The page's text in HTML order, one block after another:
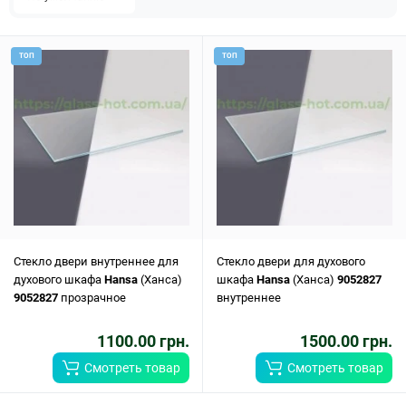
ТОП
Стекло двери внутреннее для
духового шкафа Hansa (Ханса)
9052827 прозрачное
1100.00 грн.
Смотреть товар
ТОП
Стекло двери для духового
шкафа Hansa (Ханса) 9052827
внутреннее
1500.00 грн.
Смотреть товар